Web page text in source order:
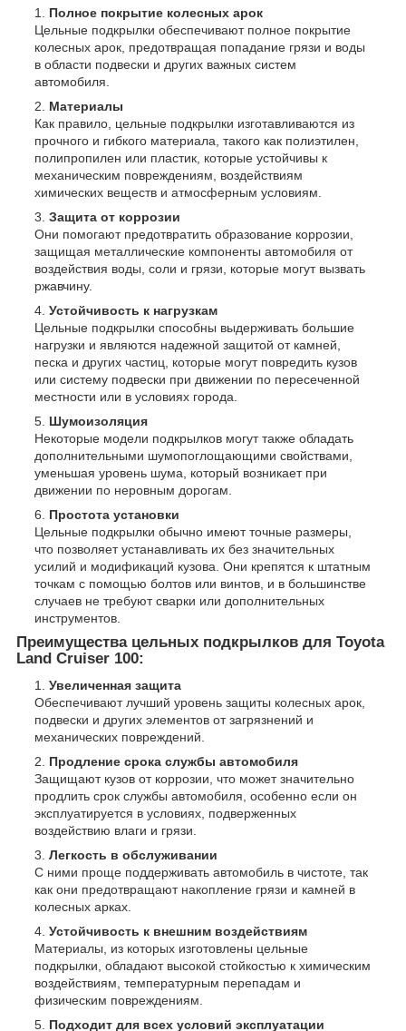
Полное покрытие колесных арок
Цельные подкрылки обеспечивают полное покрытие
колесных арок, предотвращая попадание грязи и воды
в области подвески и других важных систем
автомобиля.
Материалы
Как правило, цельные подкрылки изготавливаются из
прочного и гибкого материала, такого как полиэтилен,
полипропилен или пластик, которые устойчивы к
механическим повреждениям, воздействиям
химических веществ и атмосферным условиям.
Защита от коррозии
Они помогают предотвратить образование коррозии,
защищая металлические компоненты автомобиля от
воздействия воды, соли и грязи, которые могут вызвать
ржавчину.
Устойчивость к нагрузкам
Цельные подкрылки способны выдерживать большие
нагрузки и являются надежной защитой от камней,
песка и других частиц, которые могут повредить кузов
или систему подвески при движении по пересеченной
местности или в условиях города.
Шумоизоляция
Некоторые модели подкрылков могут также обладать
дополнительными шумопоглощающими свойствами,
уменьшая уровень шума, который возникает при
движении по неровным дорогам.
Простота установки
Цельные подкрылки обычно имеют точные размеры,
что позволяет устанавливать их без значительных
усилий и модификаций кузова. Они крепятся к штатным
точкам с помощью болтов или винтов, и в большинстве
случаев не требуют сварки или дополнительных
инструментов.
Преимущества цельных подкрылков для Toyota
Land Cruiser 100:
Увеличенная защита
Обеспечивают лучший уровень защиты колесных арок,
подвески и других элементов от загрязнений и
механических повреждений.
Продление срока службы автомобиля
Защищают кузов от коррозии, что может значительно
продлить срок службы автомобиля, особенно если он
эксплуатируется в условиях, подверженных
воздействию влаги и грязи.
Легкость в обслуживании
С ними проще поддерживать автомобиль в чистоте, так
как они предотвращают накопление грязи и камней в
колесных арках.
Устойчивость к внешним воздействиям
Материалы, из которых изготовлены цельные
подкрылки, обладают высокой стойкостью к химическим
воздействиям, температурным перепадам и
физическим повреждениям.
Подходит для всех условий эксплуатации